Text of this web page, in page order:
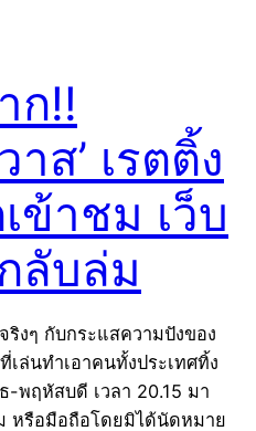
ก!!
ส’ เรตติ้ง
ข้าชม เว็บ
ลับล่ม
ริงๆ กับกระแสความปังของ
เล่นทำเอาคนทั้งประเทศทิ้ง
-พฤหัสบดี เวลา 20.15 มา
หรือมือถือโดยมิได้นัดหมาย